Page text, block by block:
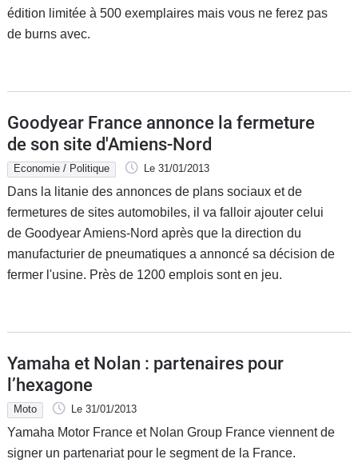
édition limitée à 500 exemplaires mais vous ne ferez pas
de burns avec.
Goodyear France annonce la fermeture
de son site d'Amiens-Nord
Economie / Politique Le 31/01/2013
Dans la litanie des annonces de plans sociaux et de
fermetures de sites automobiles, il va falloir ajouter celui
de Goodyear Amiens-Nord après que la direction du
manufacturier de pneumatiques a annoncé sa décision de
fermer l'usine. Près de 1200 emplois sont en jeu.
Yamaha et Nolan : partenaires pour
l’hexagone
Moto Le 31/01/2013
Yamaha Motor France et Nolan Group France viennent de
signer un partenariat pour le segment de la France.